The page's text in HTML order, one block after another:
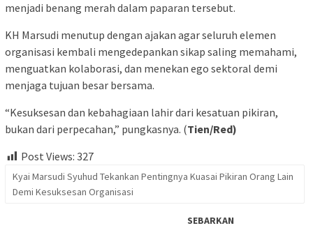
menjadi benang merah dalam paparan tersebut.
KH Marsudi menutup dengan ajakan agar seluruh elemen
organisasi kembali mengedepankan sikap saling memahami,
menguatkan kolaborasi, dan menekan ego sektoral demi
menjaga tujuan besar bersama.
“Kesuksesan dan kebahagiaan lahir dari kesatuan pikiran,
bukan dari perpecahan,” pungkasnya. (Tien/Red)
Post Views: 327
Kyai Marsudi Syuhud Tekankan Pentingnya Kuasai Pikiran Orang Lain
Demi Kesuksesan Organisasi
SEBARKAN